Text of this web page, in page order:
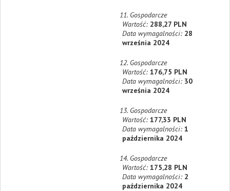
11. Gospodarcze
Wartość: 288,27 PLN
Data wymagalności: 28
września 2024
12. Gospodarcze
Wartość:176,75 PLN
Data wymagalności: 30
września 2024
13. Gospodarcze
Wartość:177,33 PLN
Data wymagalności:1
października 2024
14. Gospodarcze
Wartość:175,28 PLN
Data wymagalności: 2
października 2024